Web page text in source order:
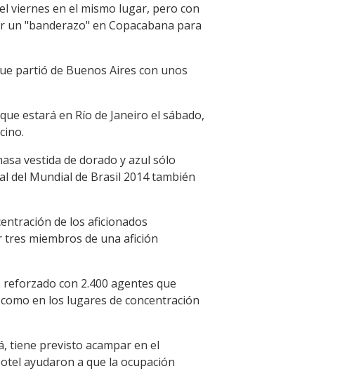
viernes en el mismo lugar, pero con
"banderazo" en Copacabana para
partió de Buenos Aires con unos
estará en Río de Janeiro el sábado,
vestida de dorado y azul sólo
del Mundial de Brasil 2014 también
de los aficionados
miembros de una afición
con 2.400 agentes que
en los lugares de concentración
tiene previsto acampar en el
ayudaron a que la ocupación